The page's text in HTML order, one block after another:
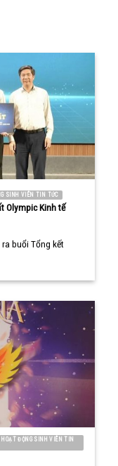
SINH VIÊN TIN TỨC
Olympic Kinh tế
buổi Tổng kết
ĐỘNG SINH VIÊN TIN